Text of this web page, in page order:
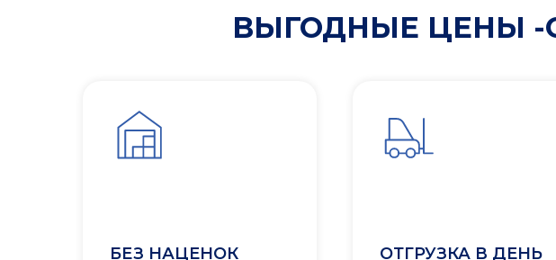
ВЫГОДНЫЕ ЦЕНЫ -
БЕЗ НАЦЕНОК ОТГРУЗКА В ДЕНЬ